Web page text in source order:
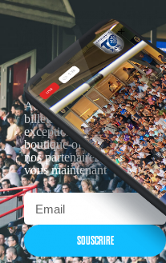
Actualités, nouveautés,
billetterie, remises
exceptionnelles dans la
boutique officielles & chez
nos partenaires… Inscrivez-
vous maintenant
SOUSCRIRE